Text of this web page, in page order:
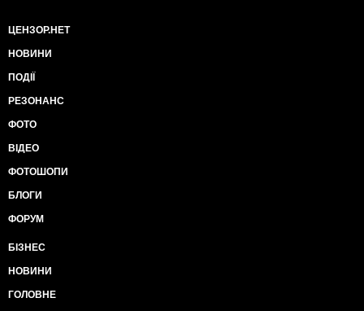
ЦЕНЗОР.НЕТ
НОВИНИ
ПОДІЇ
РЕЗОНАНС
ФОТО
ВІДЕО
ФОТОШОПИ
БЛОГИ
ФОРУМ
БІЗНЕС
НОВИНИ
ГОЛОВНЕ